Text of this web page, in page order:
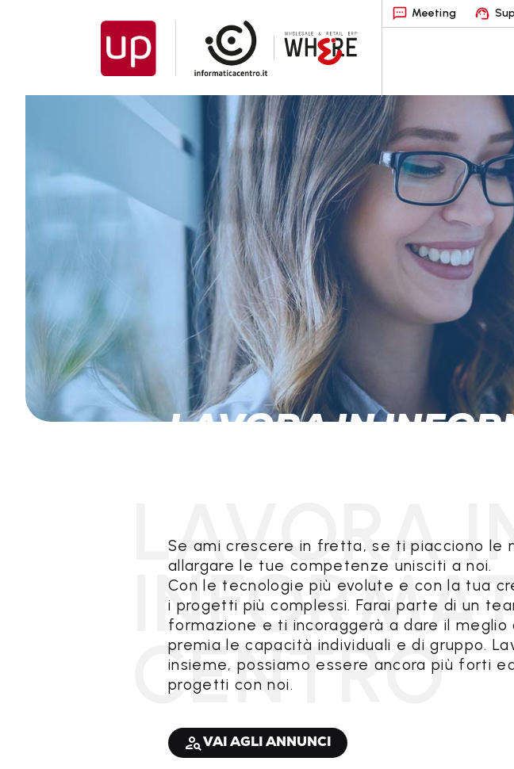
Meeting
LAVORA IN
Se ami crescere in fretta, se ti piacciono le
allargare le tue competenze unisciti a noi.
Con le tecnologie più evolute e con la tua
i progetti più complessi. Farai parte di un
formazione e ti incoraggerà a dare il
premia le capacità individuali e di gruppo.
insieme, possiamo essere ancora più forti
progetti con noi.
person_searchVAI AGLI ANNUNCI